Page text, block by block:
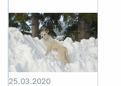
25.03.2020